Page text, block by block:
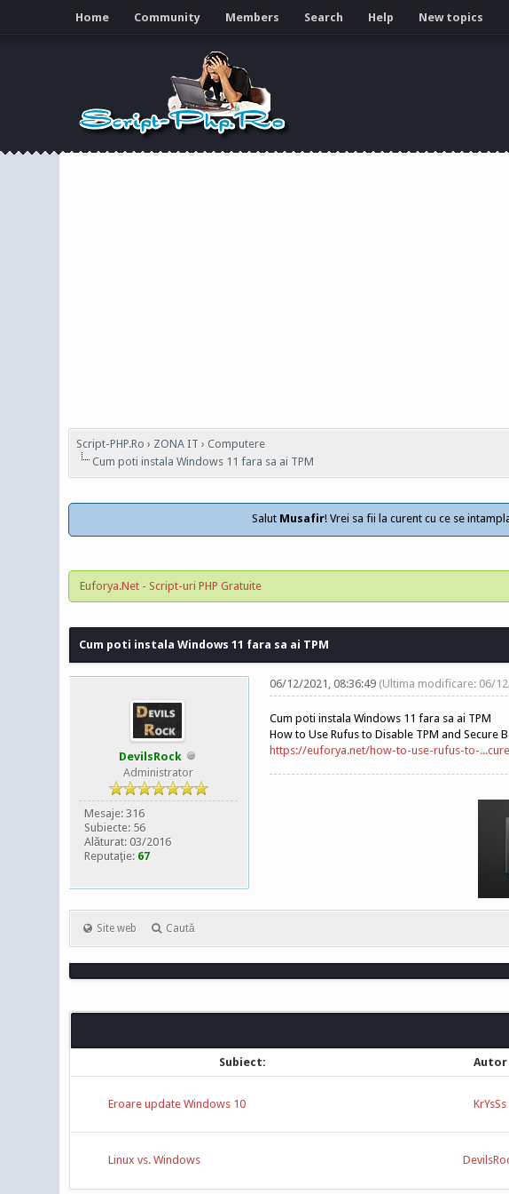
Home Community Members Search Help New topics
Script-PHP.Ro › ZONA IT ›Computere
Cum poti instala Windows 11 fara sa ai TPM
Salut Musafir! Vrei sa fii la curent cu ce se
Euforya.Net - Script-uri PHP Gratuite
Cum poti instala Windows 11 fara sa ai TPM
DevilsRock
Administrator
Mesaje: 316
Subiecte: 56
Alăturat: 03/2016
Reputaţie: 67
06/12/2021, 08:36:49 (Ultima modificare: 06/
Cum poti instala Windows 11 fara sa ai TPM
How to Use Rufus to Disable TPM and Secure
https://euforya.net/how-to-use-rufus-to-
Site web Caută
Subiect: Autor
Eroare update Windows 10 KrYsSs
Linux vs. Windows